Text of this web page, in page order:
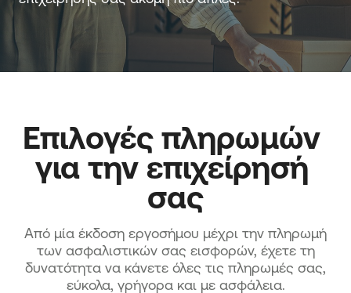
Επιλογές πληρωμών
για την επιχείρησή
σας
Από μία έκδοση εργοσήμου μέχρι την πληρωμή
των ασφαλιστικών σας εισφορών, έχετε τη
δυνατότητα να κάνετε όλες τις πληρωμές σας,
εύκολα, γρήγορα και με ασφάλεια.